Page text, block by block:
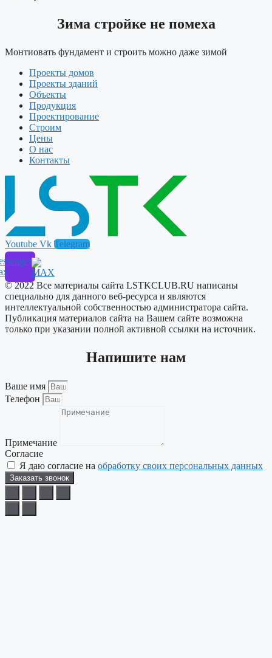
Зима стройке не помеха
Монтиовать фундамент и строить можно даже зимой
Проекты домов
Проекты зданий
Объекты
Продукция
Проектирование
Строим
Цены
О нас
Контакты
Youtube Vk Telegram
© 2022 Все материалы сайта LSTKCLUB.RU написаны
специально для данного веб-ресурса и являются
интеллектуальной собственностью администратора сайта.
Публикация материалов сайта на Вашем сайте возможна
только при указании полной активной ссылки на источник.
Напишите нам
Ваше имя
Телефон
Примечание
Согласие
Я даю согласие на обработку своих персональных данных
Заказать звонок